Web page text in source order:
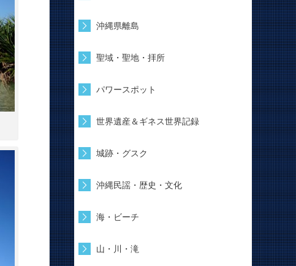
沖縄県離島
聖域・聖地・拝所
パワースポット
世界遺産＆ギネス世界記録
城跡・グスク
沖縄民謡・歴史・文化
海・ビーチ
山・川・滝